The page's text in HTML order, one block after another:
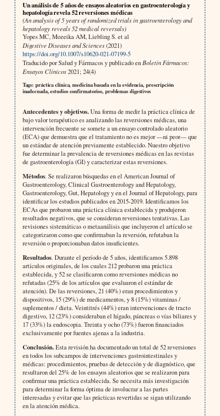
Un análisis de 5 años de ensayos aleatorios en gastroenterología y
hepatología revela 52 reversiones médicas
(An analysis of 5 years of randomized trials in gastroenterology and
hepatology reveals 52 medical reversals)
Yopes MC, Mozeika AM, Liebling S. et al
Digestive Diseases and Sciences(2021)
https://doi.org/10.1007/s10620-021-07199-5
Traducido por Salud y Fármacos y publicado en Boletín Fármacos:
Ensayos Clínicos2021; 24(4)
Tags: práctica clínica, medicina basada en la evidencia, prescripción
inadecuada, estudios confirmatorios, problemas digestivos
Antecedentes y objetivos.Una forma de medir la práctica clínica de
bajo valor terapéutico es analizando las reversiones médicas, una
intervención frecuente se somete a un ensayo controlado aleatorio
(ECA) que demuestra que el tratamiento no es mejor —ni peor— que
un estándar de atención previamente establecido. Nuestro objetivo
fue determinar la prevalencia de reversiones médicas en las revistas
de gastroenterología (GI) y caracterizar estas reversiones.
Métodos. Se realizaron búsquedas en el American Journal of
Gastroenterology, Clinical Gastroenterology and Hepatology,
Gastroenterology, Gut, Hepatology y en el Journal of Hepatology, para
identificar los estudios publicados en 2015-2019. Identificamos los
ECAs que probaron una práctica clínica establecida y produjeron
resultados negativos, que se consideran reversiones tentativas. Las
revisiones sistemáticas o metaanálisis que incluyeron el artículo se
categorizaron como que confirmaban la reversión, refutaban la
reversión o proporcionaban datos insuficientes.
Resultados. Durante el período de 5 años, identificamos 5.898
artículos originales, de los cuales 212 probaron una práctica
establecida, y 52 se clasificaron como reversiones médicas no
refutadas (25% de los artículos que evaluaron el estándar de
atención). De las reversiones, 21 (40%) eran procedimientos y
dispositivos, 15 (29%) de medicamentos, y 8 (15%) vitaminas /
suplementos / dieta. Veintitrés (44%) eran intervenciones de tracto
digestivo, 12 (23%) consideraban el hígado, páncreas o vías biliares y
17 (33%) la endoscopia. Treinta y ocho (73%) fueron financiados
exclusivamente por fuentes ajenas a la industria.
Conclusión.Esta revisión ha documentado un total de 52 reversiones
en todos los subcampos de intervenciones gastrointestinales y
médicas: procedimientos, pruebas de detección y de diagnóstico, que
resultaron del 25% de los ensayos aleatorios que se realizaron para
confirmar una práctica establecida. Se necesita más investigación
para determinar la forma óptima de involucrar a las partes
interesadas y evitar que las prácticas revertidas se sigan utilizando
en la atención médica.